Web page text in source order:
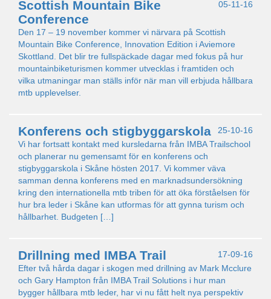
05-11-16
Scottish Mountain Bike
Conference
Den 17 – 19 november kommer vi närvara på Scottish
Mountain Bike Conference, Innovation Edition i Aviemore
Skottland. Det blir tre fullspäckade dagar med fokus på hur
mountainbiketurismen kommer utvecklas i framtiden och
vilka utmaningar man ställs inför när man vill erbjuda hållbara
mtb upplevelser.
25-10-16
Konferens och stigbyggarskola
Vi har fortsatt kontakt med kursledarna från IMBA Trailschool
och planerar nu gemensamt för en konferens och
stigbyggarskola i Skåne hösten 2017. Vi kommer väva
samman denna konferens med en marknadsundersökning
kring den internationella mtb triben för att öka förståelsen för
hur bra leder i Skåne kan utformas för att gynna turism och
hållbarhet. Budgeten […]
17-09-16
Drillning med IMBA Trail
Efter två hårda dagar i skogen med drillning av Mark Mcclure
och Gary Hampton från IMBA Trail Solutions i hur man
bygger hållbara mtb leder, har vi nu fått helt nya perspektiv